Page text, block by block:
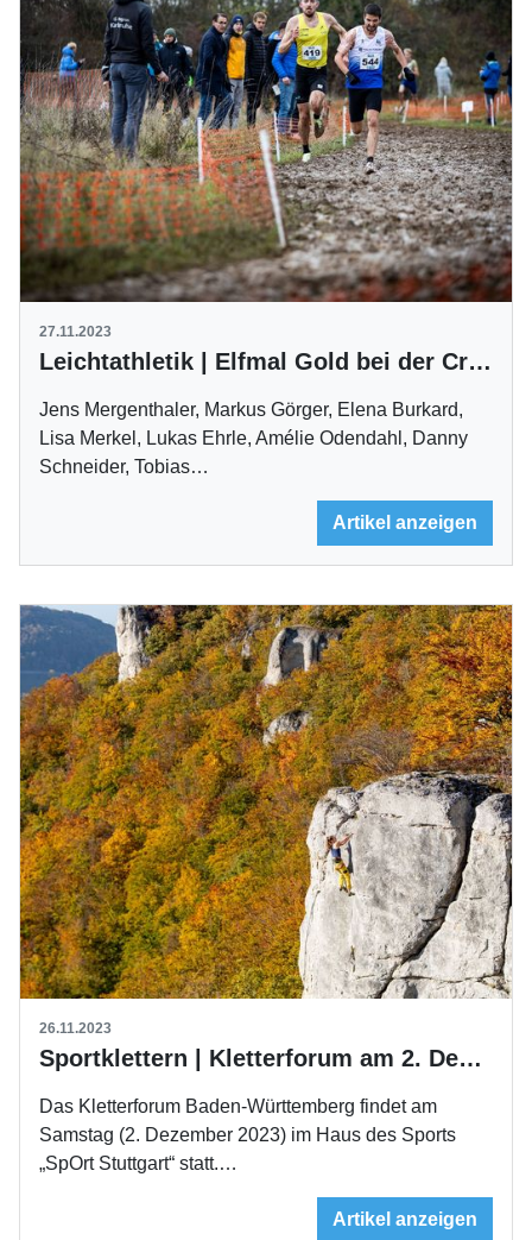
27.11.2023
Leichtathletik | Elfmal Gold bei der Cross-DM
Jens Mergenthaler, Markus Görger, Elena Burkard,
Lisa Merkel, Lukas Ehrle, Amélie Odendahl, Danny
Schneider, Tobias…
Artikel anzeigen
26.11.2023
Sportklettern | Kletterforum am 2. Dezember
Das Kletterforum Baden-Württemberg findet am
Samstag (2. Dezember 2023) im Haus des Sports
„SpOrt Stuttgart“ statt.…
Artikel anzeigen